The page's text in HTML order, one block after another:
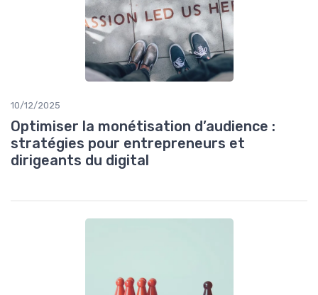
10/12/2025
Optimiser la monétisation d’audience :
stratégies pour entrepreneurs et
dirigeants du digital